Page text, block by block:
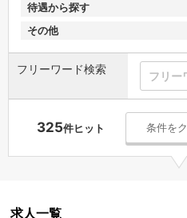
待遇から探す
その他
フリーワード検索
325件ヒット 条件を
求人一覧